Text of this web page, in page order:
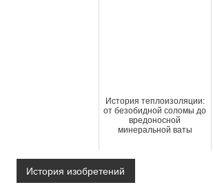
История теплоизоляции:
от безобидной соломы до
вредоносной
минеральной ваты
История изобретений